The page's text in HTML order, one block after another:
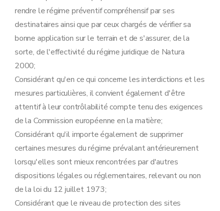
rendre le régime préventif compréhensif par ses
destinataires ainsi que par ceux chargés de vérifier sa
bonne application sur le terrain et de s'assurer, de la
sorte, de l'effectivité du régime juridique de Natura
2000;
Considérant qu'en ce qui concerne les interdictions et les
mesures particulières, il convient également d'être
attentif à leur contrôlabilité compte tenu des exigences
de la Commission européenne en la matière;
Considérant qu'il importe également de supprimer
certaines mesures du régime prévalant antérieurement
lorsqu'elles sont mieux rencontrées par d'autres
dispositions légales ou réglementaires, relevant ou non
de la loi du 12 juillet 1973;
Considérant que le niveau de protection des sites